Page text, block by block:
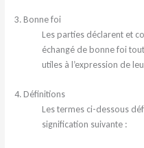
3. Bonne foi
Les parties déclarent et
échangé de bonne foi
utiles à l’expression de
4. Définitions
Les termes ci-dessous
signification suivante :